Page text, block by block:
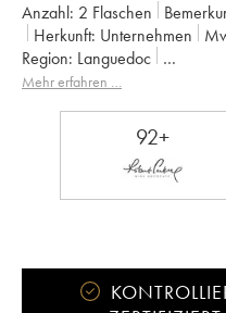
Anzahl: 2 Flaschen
Herkunft:
unternehmen
Region: Languedoc
Appellation: Saint-Guilhem-
Mehr erfahren …
92+